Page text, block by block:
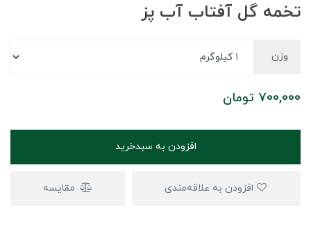
تخمه گل آفتاب آب پز
وزن
700,000 تومان
افزودن به سبدخرید
مقایسه